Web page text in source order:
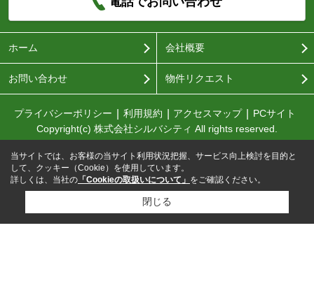
ホーム 会社概要
お問い合わせ 物件リクエスト
プライバシーポリシー 利用規約 アクセスマップ
PCサイト
Copyright(c) 株式会社シルバシティ All rights reserved.
当サイトでは、お客様の当サイト利用状況把握、サービス向上検討を目的と
して、クッキー（Cookie）を使用しています。
詳しくは、当社の 「Cookieの取扱いについて」 をご確認ください。
閉じる